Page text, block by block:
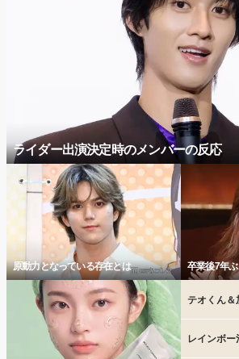
ライダー出演決定時のメンバーの反応
原動力となっている存在とは 卒業後7年
テオくん＆
レインボ